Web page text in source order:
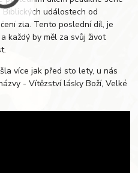
Biblických událostech od
zla. Tento poslední díl, je
každý by měl za svůj život
více jak před sto lety, u nás
- Vítězství lásky Boží, Velké